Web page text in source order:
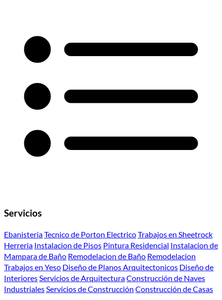
Servicios
EbanisteriaTecnico de Porton ElectricoTrabajos en Sheetrock
Herreria Instalacion de Pisos Pintura Residencial Instalacion de
Mampara de Baño Remodelacion de Baño Remodelacion
Trabajos en Yeso Diseño de Planos Arquitectonicos Diseño de
InterioresServicios de ArquitecturaConstrucción de Naves
IndustrialesServicios de Construcción Construcción de Casas